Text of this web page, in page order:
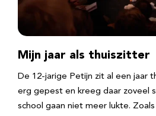
Mijn jaar als thuiszitter
De 12-jarige Petijn zit al een jaar
erg gepest en kreeg daar zoveel
school gaan niet meer lukte.